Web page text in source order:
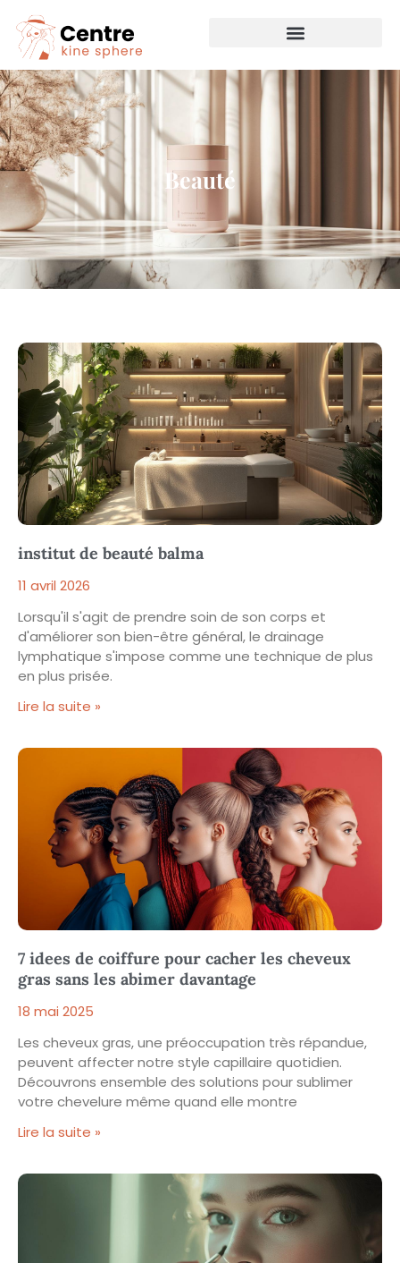
Beauté
institut de beauté balma
11 avril 2026
Lorsqu'il s'agit de prendre soin de son corps et
d'améliorer son bien-être général, le drainage
lymphatique s'impose comme une technique de plus
en plus prisée.
Lire la suite »
7 idees de coiffure pour cacher les cheveux
gras sans les abimer davantage
18 mai 2025
Les cheveux gras, une préoccupation très répandue,
peuvent affecter notre style capillaire quotidien.
Découvrons ensemble des solutions pour sublimer
votre chevelure même quand elle montre
Lire la suite »